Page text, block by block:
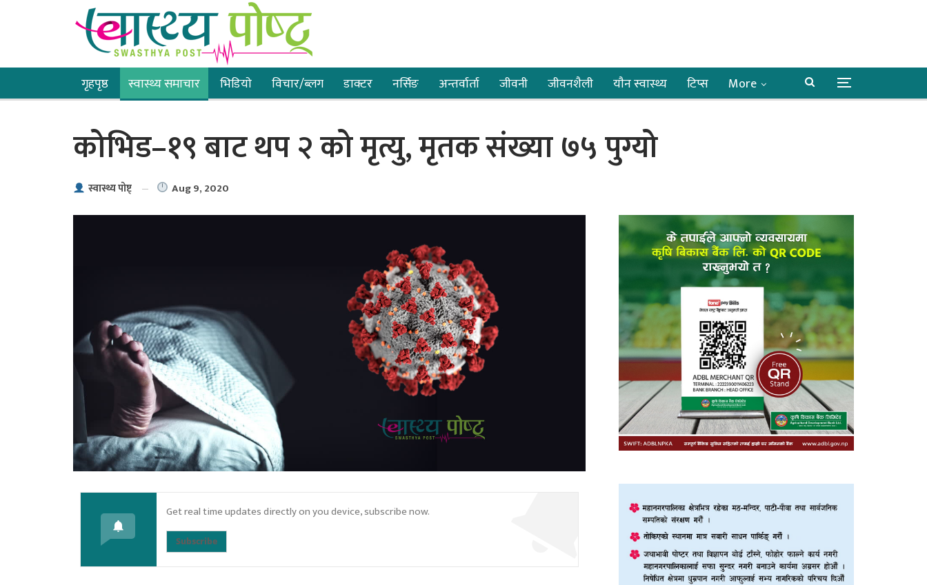
गृहपृष्ठ स्वास्थ्य समाचार भिडियाे विचार/ब्लग डाक्टर नर्सिङ अन्तर्वार्ता जीवनी जीवनशैली याैन स्वास्थ्य टिप्स More
कोभिड–१९ बाट थप २ को मृत्यु, मृतक संख्या ७५ पुग्यो
स्वास्थ्य पाेष्ट् Aug 9, 2020
Get real time updates directly on you device, subscribe now.
Subscribe